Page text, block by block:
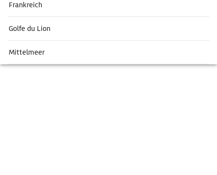
Frankreich
Golfe du Lion
Mittelmeer